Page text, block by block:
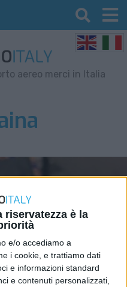
riservatezza è la
e/o accediamo a
i cookie, e trattiamo dati
e informazioni standard
e contenuti personalizzati,
aereo merci in Italia